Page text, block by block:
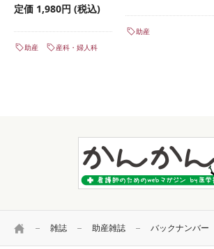
HOME 雑誌 助産雑誌 バックナンバー
定価 1,980円 (税込)
助産 産科・婦人科
助産